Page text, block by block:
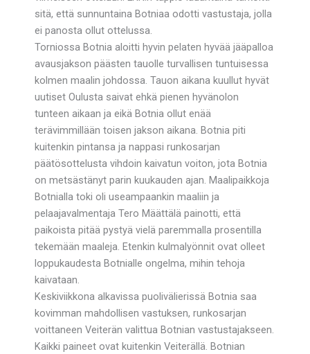
sitä, että sunnuntaina Botniaa odotti vastustaja, jolla
ei panosta ollut ottelussa.
Torniossa Botnia aloitti hyvin pelaten hyvää jääpalloa
avausjakson päästen tauolle turvallisen tuntuisessa
kolmen maalin johdossa. Tauon aikana kuullut hyvät
uutiset Oulusta saivat ehkä pienen hyvänolon
tunteen aikaan ja eikä Botnia ollut enää
terävimmillään toisen jakson aikana. Botnia piti
kuitenkin pintansa ja nappasi runkosarjan
päätösottelusta vihdoin kaivatun voiton, jota Botnia
on metsästänyt parin kuukauden ajan. Maalipaikkoja
Botnialla toki oli useampaankin maaliin ja
pelaajavalmentaja Tero Määttälä painotti, että
paikoista pitää pystyä vielä paremmalla prosentilla
tekemään maaleja. Etenkin kulmalyönnit ovat olleet
loppukaudesta Botnialle ongelma, mihin tehoja
kaivataan.
Keskiviikkona alkavissa puolivälierissä Botnia saa
kovimman mahdollisen vastuksen, runkosarjan
voittaneen Veiterän valittua Botnian vastustajakseen.
Kaikki paineet ovat kuitenkin Veiterällä. Botnian